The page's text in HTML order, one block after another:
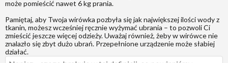
może pomieścić nawet 6 kg prania.
Pamiętaj, aby Twoja wirówka pozbyła się jak największej ilości wody z
tkanin, możesz wcześniej ręcznie wyżymać ubrania – to pozwoli Ci
zmieścić jeszcze więcej odzieży. Uważaj również, żeby w wirówce nie
znalazło się zbyt dużo ubrań. Przepełnione urządzenie może słabiej
działać.